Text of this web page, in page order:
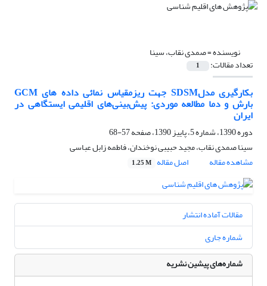
نویسنده =صمدی نقاب، سینا
تعداد مقالات: 1
بکارگیری مدلSDSM جهت ریزمقیاس نمائی داده های GCM
بارش و دما مطالعه موردی: پیش‌بینی‌های اقلیمی ایستگاهی در
ایران
دوره 1390، شماره 5، پاییز 1390، صفحه
57-68
سینا صمدی نقاب، مجید حبیبی نوخندان، فاطمه زابل عباسی
مشاهده مقاله
اصل مقاله 1.25 M
مقالات آماده انتشار
شماره جاری
شماره‌های پیشین نشریه